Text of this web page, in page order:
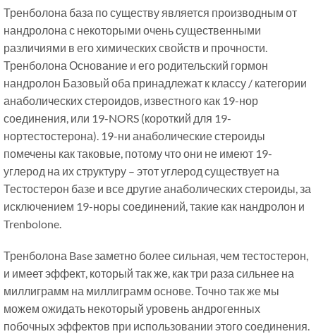
Тренболона база по существу является производным от
нандролона с некоторыми очень существенными
различиями в его химических свойств и прочности.
Тренболона Основание и его родительский гормон
нандролон Базовый оба принадлежат к классу / категории
анаболических стероидов, известного как 19-нор
соединения, или 19-NORS (короткий для 19-
нортестостерона). 19-ни анаболические стероиды
помечены как таковые, потому что они не имеют 19-
углерод на их структуру – этот углерод существует на
Тестостерон базе и все другие анаболических стероиды, за
исключением 19-норы соединений, такие как нандролон и
Trenbolone.
Тренболона Base заметно более сильная, чем тестостерон,
и имеет эффект, который так же, как три раза сильнее на
миллиграмм на миллиграмм основе. Точно так же мы
можем ожидать некоторый уровень андрогенных
побочных эффектов при использовании этого соединения.